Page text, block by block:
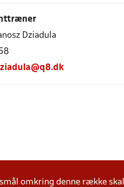
Dziadula
omkring denne række